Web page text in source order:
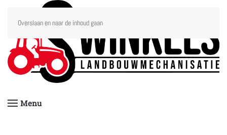
Overslaan en naar de inhoud gaan
Menu